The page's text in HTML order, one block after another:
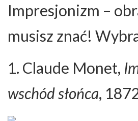
Impresjonizm –
musisz znać!
1. Claude Monet,
wschód słońca,